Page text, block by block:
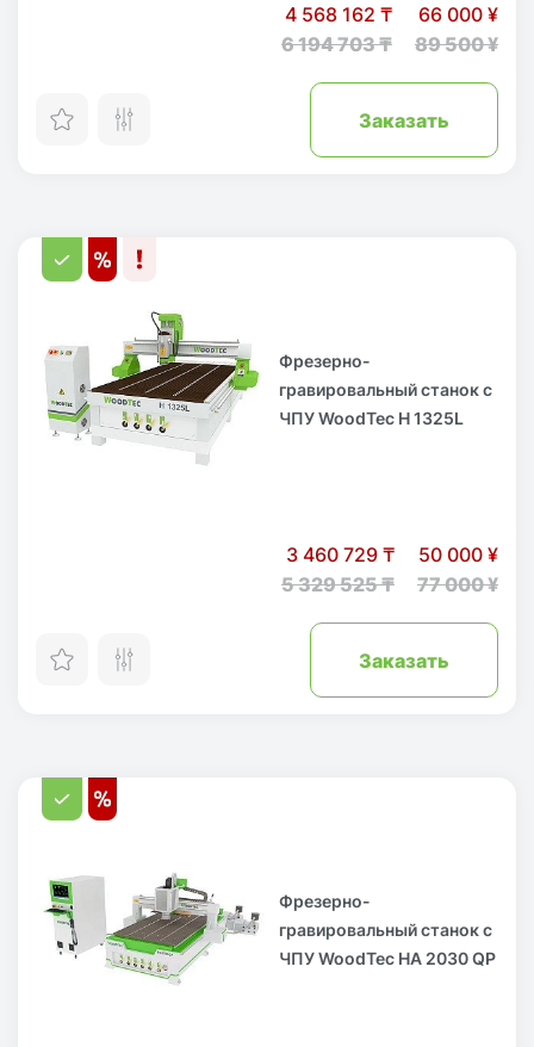
4 568 162 ₸
6 194 703 ₸
66 000 ¥
89 500 ¥
Заказать
Фрезерно-
гравировальный станок с
ЧПУ WoodTec H 1325L
3 460 729 ₸
5 329 525 ₸
50 000 ¥
77 000 ¥
Заказать
Фрезерно-
гравировальный станок с
ЧПУ WoodTec HA 2030 QP